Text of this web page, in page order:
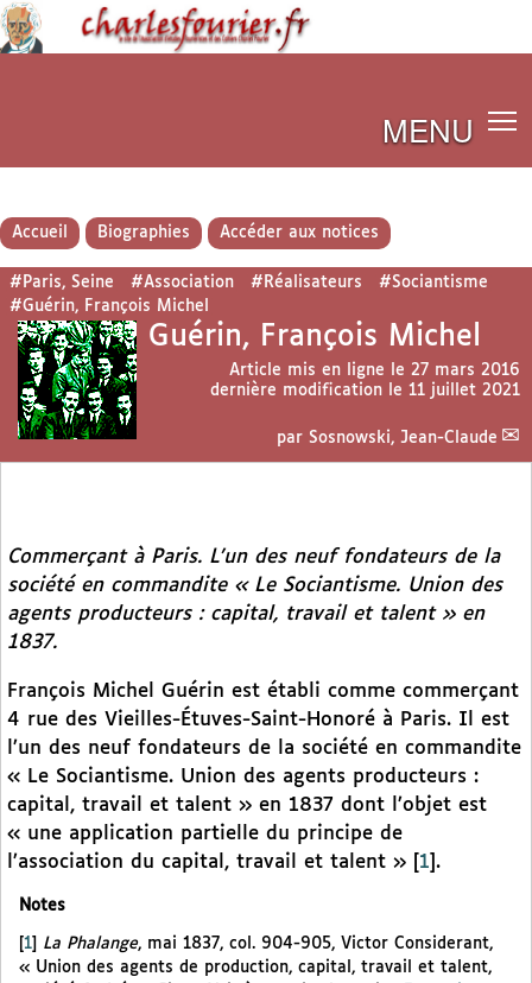
MENU
Accueil Biographies Accéder aux notices
#Paris, Seine #Association #Réalisateurs
#Sociantisme
#Guérin, François Michel
Guérin, François Michel
Article mis en ligne le 27 mars 2016
dernière modification le 11 juillet 2021
par Sosnowski, Jean-Claude
Commerçant à Paris. L’un des neuf fondateurs de la
société en commandite « Le Sociantisme. Union des
agents producteurs : capital, travail et talent » en
1837.
François Michel Guérin est établi comme commerçant
4 rue des Vieilles-Étuves-Saint-Honoré à Paris. Il est
l’un des neuf fondateurs de la société en commandite
« Le Sociantisme. Union des agents producteurs :
capital, travail et talent » en 1837 dont l’objet est
« une application partielle du principe de
l’association du capital, travail et talent »
1 .
Notes
1 La Phalange, mai 1837, col. 904-905, Victor Considerant,
« Union des agents de production, capital, travail et talent,